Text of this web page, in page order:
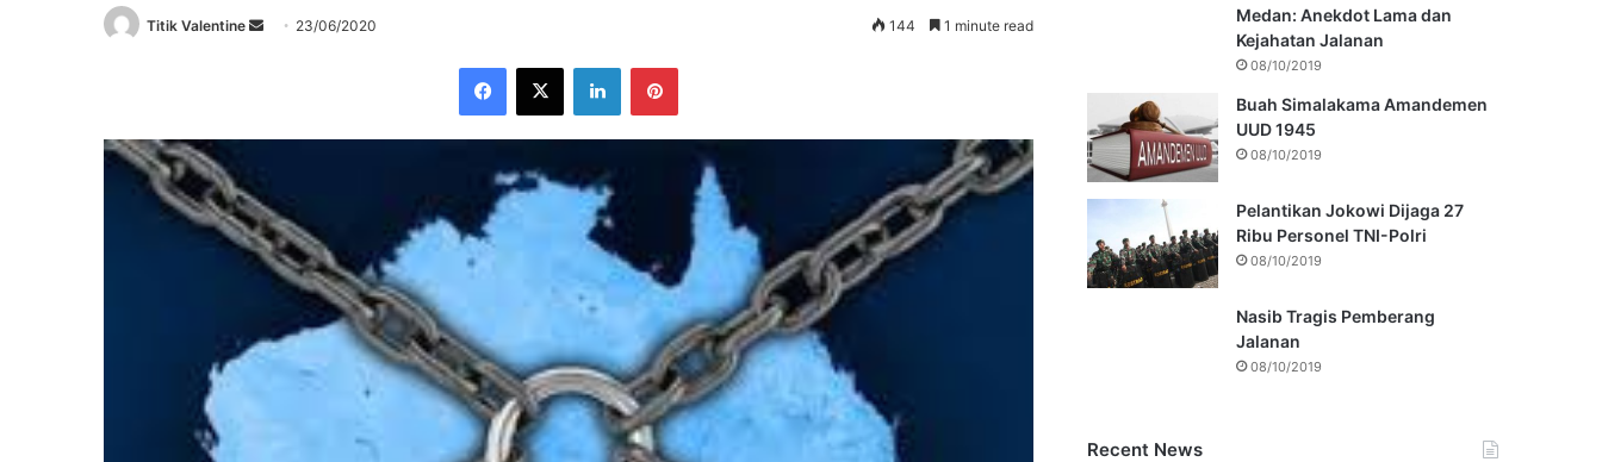
Titik Valentine
Send 23/06/2020 144 1 minute read
Facebook
X LinkedInPinterest
Medan: Anekdot Lama dan
Kejahatan Jalanan
08/10/2019
Buah Simalakama Amandemen
UUD 1945
08/10/2019
Pelantikan Jokowi Dijaga 27
Ribu Personel TNI-Polri
08/10/2019
Nasib Tragis Pemberang
Jalanan
08/10/2019
Recent News